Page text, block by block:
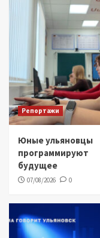
Репортажи
Юные ульяновцы
программируют
будущее
07/08/2026 0